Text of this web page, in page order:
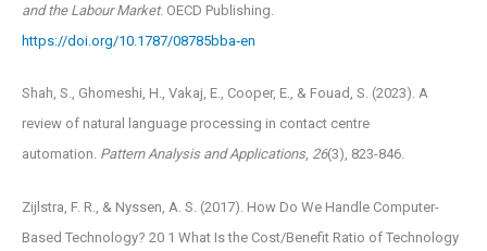
and the Labour Market. OECD Publishing.
https://doi.org/10.1787/08785bba‑en
Shah, S., Ghomeshi, H., Vakaj, E., Cooper, E., & Fouad, S. (2023). A
review of natural language processing in contact centre
automation. Pattern Analysis and Applications, 26(3), 823-846.
Zijlstra, F. R., & Nyssen, A. S. (2017). How Do We Handle Computer-
Based Technology? 20 1 What Is the Cost/Benefit Ratio of Technology